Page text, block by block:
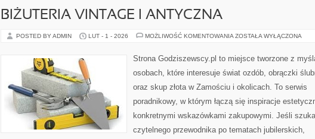
BIŻUTERIA VINTAGE I ANTYCZNA
POSTED BY ADMIN LUT - 1 - 2026 MOŻLIWOŚĆ KOMENTOWANIA BIŻUTERIA
ANTYCZNA
ZOSTAŁA WYŁĄCZONA
Strona Godziszewscy.pl to miejsce tworzone z
osobach, które interesuje świat ozdób, obrączki
oraz skup złota w Zamościu i okolicach. To serwis
poradnikowy, w którym łączą się inspiracje
konkretnymi wskazówkami zakupowymi. Jeśli
czytelnego przewodnika po tematach jubilerskich,